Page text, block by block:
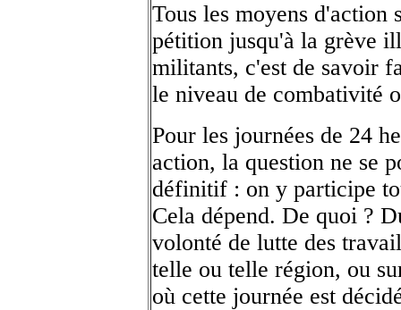
Tous les moyens d'action
pétition jusqu'à la grève
militants, c'est de savoir
le niveau de combativité
Pour les journées de 24
action, la question ne se
définitif : on y participe
Cela dépend. De quoi ?
volonté de lutte des
telle ou telle région, ou
où cette journée est